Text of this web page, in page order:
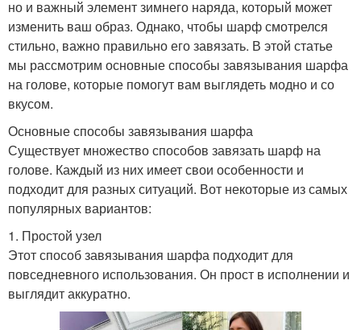
но и важный элемент зимнего наряда, который может
изменить ваш образ. Однако, чтобы шарф смотрелся
стильно, важно правильно его завязать. В этой статье
мы рассмотрим основные способы завязывания шарфа
на голове, которые помогут вам выглядеть модно и со
вкусом.
Основные способы завязывания шарфа
Существует множество способов завязать шарф на
голове. Каждый из них имеет свои особенности и
подходит для разных ситуаций. Вот некоторые из самых
популярных вариантов:
1. Простой узел
Этот способ завязывания шарфа подходит для
повседневного использования. Он прост в исполнении и
выглядит аккуратно.